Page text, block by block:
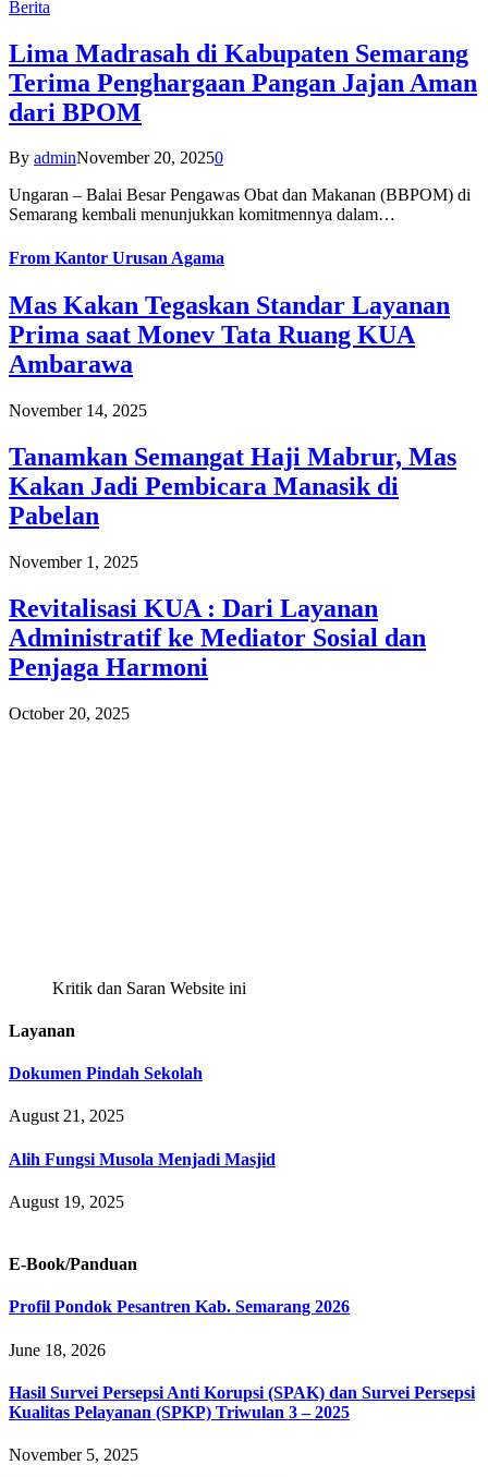
Berita
Lima Madrasah di Kabupaten Semarang
Terima Penghargaan Pangan Jajan Aman
dari BPOM
By adminNovember 20, 20250
Ungaran – Balai Besar Pengawas Obat dan Makanan (BBPOM) di
Semarang kembali menunjukkan komitmennya dalam…
From Kantor Urusan Agama
Mas Kakan Tegaskan Standar Layanan
Prima saat Monev Tata Ruang KUA
Ambarawa
November 14, 2025
Tanamkan Semangat Haji Mabrur, Mas
Kakan Jadi Pembicara Manasik di
Pabelan
November 1, 2025
Revitalisasi KUA : Dari Layanan
Administratif ke Mediator Sosial dan
Penjaga Harmoni
October 20, 2025
Kritik dan Saran Website ini
Layanan
Dokumen Pindah Sekolah
August 21, 2025
Alih Fungsi Musola Menjadi Masjid
August 19, 2025
E-Book/Panduan
Profil Pondok Pesantren Kab. Semarang 2026
June 18, 2026
Hasil Survei Persepsi Anti Korupsi (SPAK) dan Survei Persepsi
Kualitas Pelayanan (SPKP) Triwulan 3 – 2025
November 5, 2025